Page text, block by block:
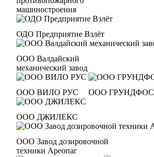
машиностроения
ОДО Предприятие Взлёт
ООО Валдайский
механический завод
ООО ВИЛО РУС ООО ГРУНДФОС
ООО ДЖИЛЕКС
ООО Завод дозировочной
техники Ареопаг